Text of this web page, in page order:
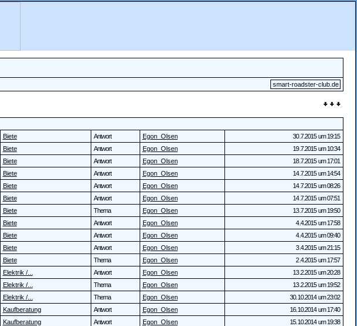
smart-roadster-club.de
Biete Antwort Egon_Olsen
30.7.2015 um 19:15
Biete Antwort Egon_Olsen
19.7.2015 um 10:34
Biete Antwort Egon_Olsen
18.7.2015 um 17:01
Biete Antwort Egon_Olsen
14.7.2015 um 14:54
Biete Antwort Egon_Olsen
14.7.2015 um 08:26
Biete Antwort Egon_Olsen
14.7.2015 um 07:51
Biete Thema Egon_Olsen
13.7.2015 um 19:50
Biete Antwort Egon_Olsen
4.4.2015 um 17:58
Biete Antwort Egon_Olsen
4.4.2015 um 09:40
Biete Antwort Egon_Olsen
3.4.2015 um 21:15
Biete Thema Egon_Olsen
2.4.2015 um 17:57
Elektrik /... Antwort Egon_Olsen
13.2.2015 um 20:28
Elektrik /... Thema Egon_Olsen
13.2.2015 um 19:52
Elektrik /... Thema Egon_Olsen
30.10.2014 um 23:02
Kaufberatung Antwort Egon_Olsen
16.10.2014 um 17:40
Kaufberatung Antwort Egon_Olsen
15.10.2014 um 19:38